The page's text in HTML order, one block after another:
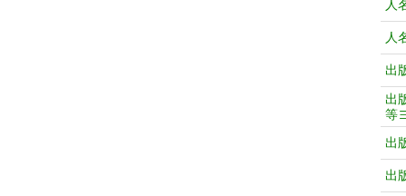
人
人
出
出
等
出
出